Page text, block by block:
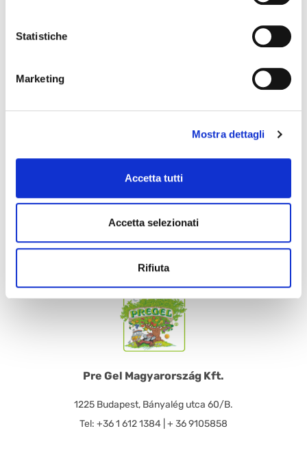
Statistiche
Marketing
Mostra dettagli
Accetta tutti
Accetta selezionati
Rifiuta
30766
Pre Gel Magyarország Kft.
1225 Budapest, Bányalég utca 60/B.
Tel: +36 1 612 1384 | + 36 9105858
Kapcsolatfelvétel
szeretettel várjuk a honlapon feltüntetett elérhetőségeken.